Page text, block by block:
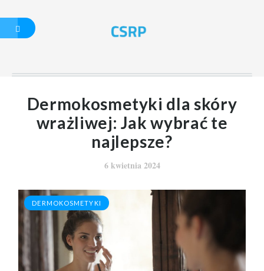
DERMOKOSMETY
KI
OKAZJE CENOWE
TANICH LEKÓW
Dermokosmetyki dla skóry
wrażliwej: Jak wybrać te
najlepsze?
6 kwietnia 2024
DERMOKOSMETYKI